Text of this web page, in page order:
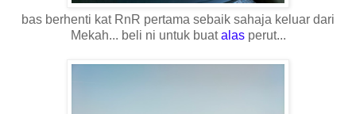
bas berhenti kat RnR pertama sebaik sahaja keluar dari
Mekah... beli ni untuk buatalasperut...